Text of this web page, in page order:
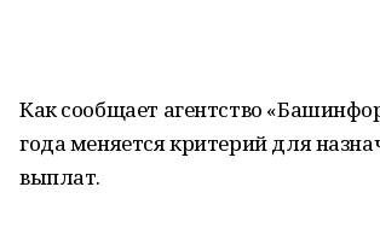
Как сообщает агентство
года меняется критерий для
выплат.